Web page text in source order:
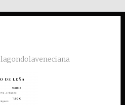
lagondolaveneciana